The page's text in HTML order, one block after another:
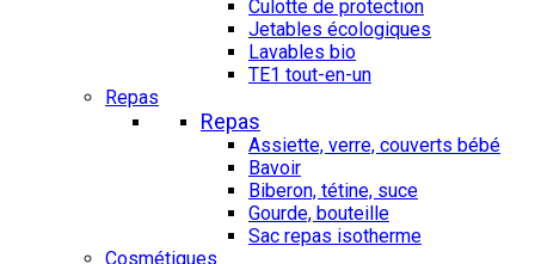
Culotte de protection
Jetables écologiques
Lavables bio
TE1 tout-en-un
Repas
Repas
Assiette, verre, couverts bébé
Bavoir
Biberon, tétine, suce
Gourde, bouteille
Sac repas isotherme
Cosmétiques